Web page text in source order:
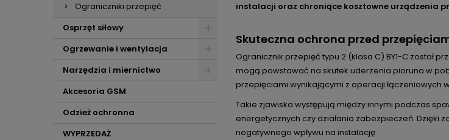
Ograniczniki przepięć
Osprzęt siłowy
Ogrzewanie i wentylacja
Narzędzia i miernictwo
Akcesoria GSM
Odzież ochronna
WYPRZEDAŻ
instalacji oraz chroniące kosztowne urządzenia
Skuteczna ochrona przed
Ogranicznik przepięć typu 2 (klasa C) BY1-C został
mogą powstawać na skutek uderzenia pioruna w
przepięciami wynikającymi z operacji łączeniowych
Takie zjawiska występują między innymi podczas
energetycznych czy działania zabezpieczeń. Dzięki
negatywnego wpływu na instalację.